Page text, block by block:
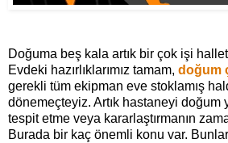
Doğuma beş kala artık bir çok işi
Evdeki hazırlıklarımız tamam, doğum
gerekli tüm ekipman eve stoklamış
dönemeçteyiz. Artık hastaneyi doğum
tespit etme veya kararlaştırmanın
Burada bir kaç önemli konu var.